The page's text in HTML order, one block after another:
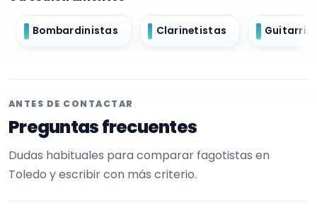
Bombardinistas Clarinetistas
ANTES DE CONTACTAR
Preguntas frecuentes
Dudas habituales para comparar fagotistas en
Toledo y escribir con más criterio.